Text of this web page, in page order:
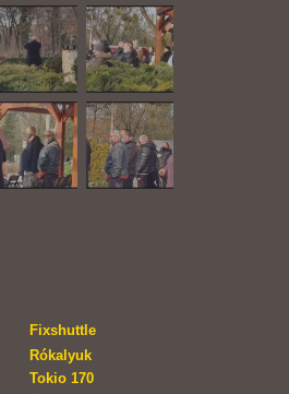
Fixshuttle
Rókalyuk
Tokio 170